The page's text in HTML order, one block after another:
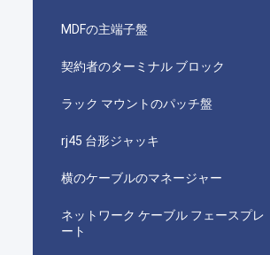
MDFの主端子盤
契約者のターミナル ブロック
ラック マウントのパッチ盤
rj45 台形ジャッキ
横のケーブルのマネージャー
ネットワーク ケーブル フェースプレ
ート